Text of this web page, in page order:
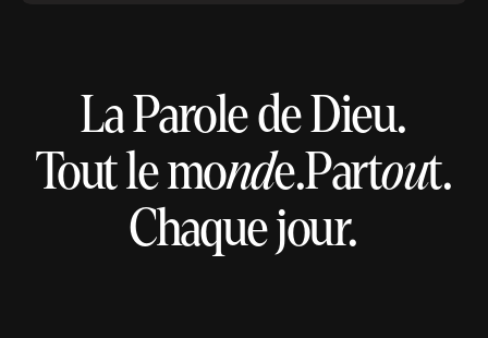
La Parole de Dieu.
Tout le monde.Partout.
Chaque jour.